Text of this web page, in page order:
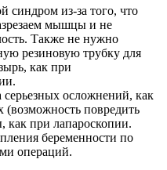
из-за того, что
мышцы и не
Также не нужно
резиновую трубку для
как при
осложнений, как
(возможность повредить
как при лапароскопии.
беременности по
операций.